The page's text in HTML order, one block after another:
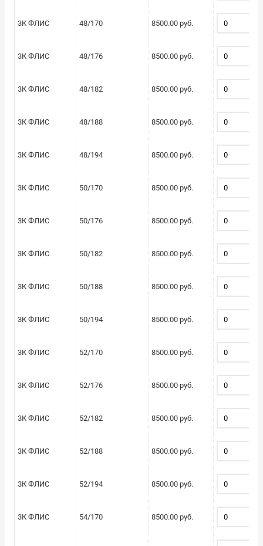
3К ФЛИС 48/170 8500.00 руб.
3К ФЛИС 48/176 8500.00 руб.
3К ФЛИС 48/182 8500.00 руб.
3К ФЛИС 48/188 8500.00 руб.
3К ФЛИС 48/194 8500.00 руб.
3К ФЛИС 50/170 8500.00 руб.
3К ФЛИС 50/176 8500.00 руб.
3К ФЛИС 50/182 8500.00 руб.
3К ФЛИС 50/188 8500.00 руб.
3К ФЛИС 50/194 8500.00 руб.
3К ФЛИС 52/170 8500.00 руб.
3К ФЛИС 52/176 8500.00 руб.
3К ФЛИС 52/182 8500.00 руб.
3К ФЛИС 52/188 8500.00 руб.
3К ФЛИС 52/194 8500.00 руб.
3К ФЛИС 54/170 8500.00 руб.